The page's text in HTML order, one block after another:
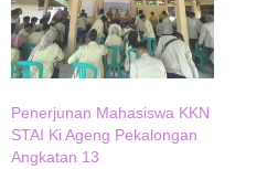
Penerjunan Mahasiswa KKN
STAI Ki Ageng Pekalongan
Angkatan 13